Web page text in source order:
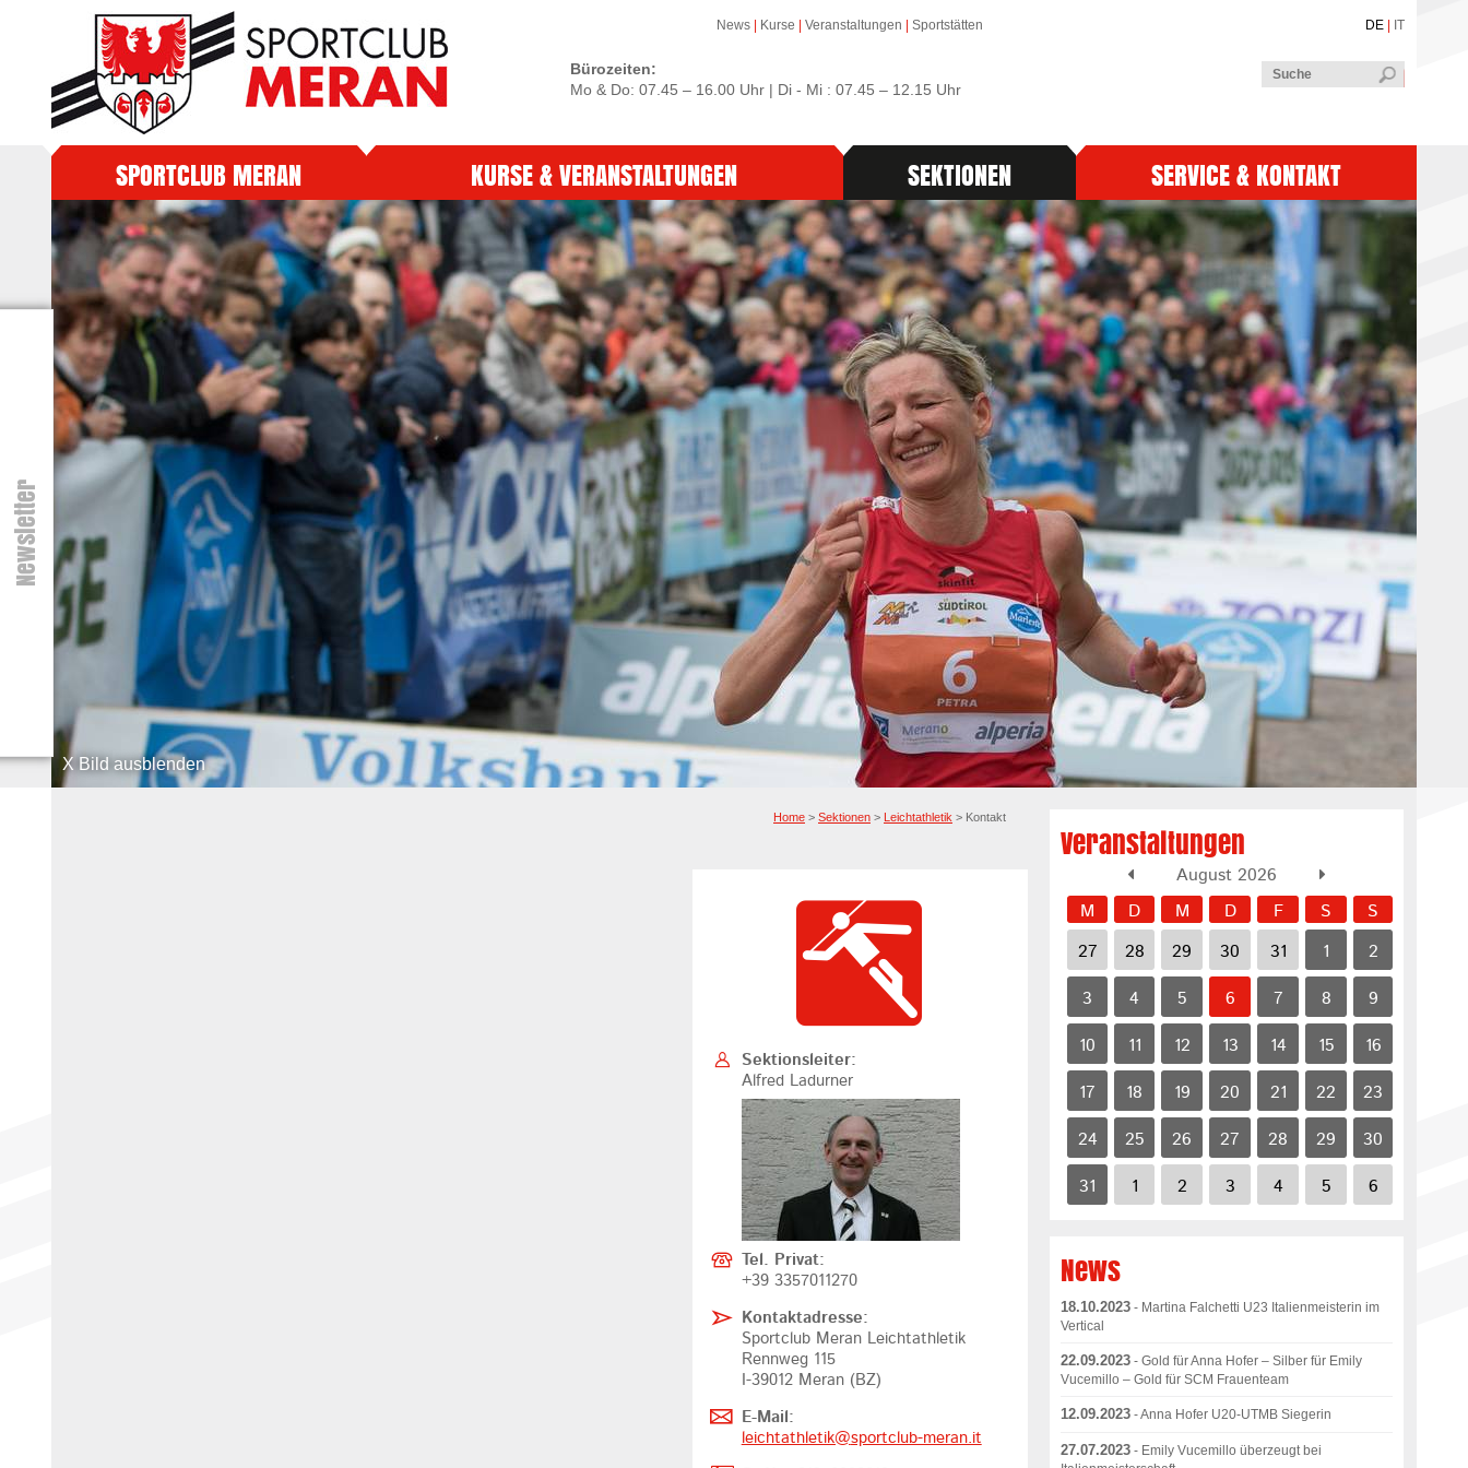
News Kurse |Veranstaltungen |Sportstätten
Bürozeiten:
Mo & Do: 07.45 – 16.00 Uhr | Di - Mi : 07.45 – 12.15 Uhr
DE IT
Newsletter
SPORTCLUB MERAN KURSE & VERANSTALTUNGEN SEKTIONEN SERVICE & KONTAKT
X Bild ausblenden
Home > Sektionen > Leichtathletik > Kontakt
Sektionsleiter:
Alfred Ladurner
Tel. Privat:
+39 3357011270
Kontaktadresse:
Sportclub Meran Leichtathletik
Rennweg 115
I-39012 Meran (BZ)
E-Mail:
leichtathletik@sportclub-meran.it
Veranstaltungen
August 2026
M D M D F S S
27 28 29 30 31 1 2
3 4 5 6 7 8 9
10 11 12 13 14 15 16
17 18 19 20 21 22 23
24 25 26 27 28 29 30
31 1 2 3 4 5 6
News
18.10.2023 - Martina Falchetti U23 Italienmeisterin im
Vertical
22.09.2023 - Gold für Anna Hofer – Silber für Emily
Vucemillo – Gold für SCM Frauenteam
12.09.2023 - Anna Hofer U20-UTMB Siegerin
27.07.2023 - Emily Vucemillo überzeugt bei